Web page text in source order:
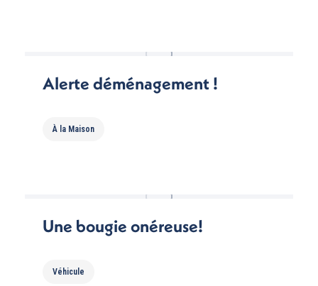
Alerte déménagement !
À la Maison
Une bougie onéreuse!
Véhicule